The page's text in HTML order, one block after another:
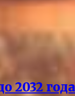
2032 года